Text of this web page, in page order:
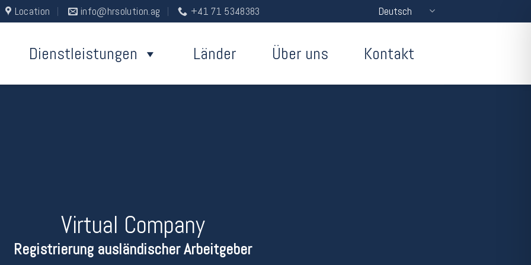
Location info@hrsolution.ag +41 71 5348383 Deutsch
Dienstleistungen Länder Über uns Kontakt
Virtual Company
Registrierung ausländischer Arbeitgeber